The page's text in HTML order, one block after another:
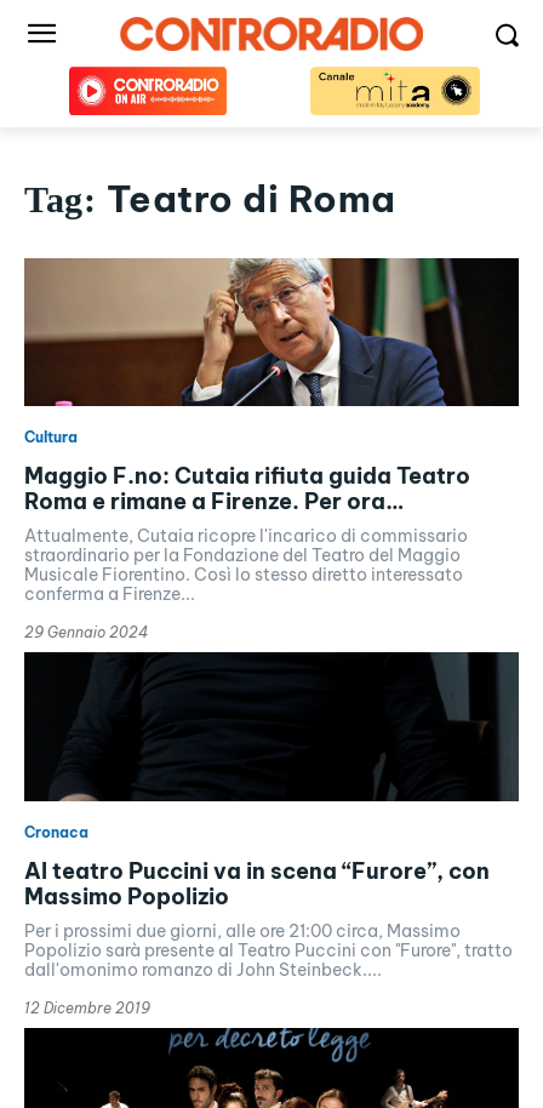
Tag: Teatro di Roma
Cultura
Maggio F.no: Cutaia rifiuta guida Teatro
Roma e rimane a Firenze. Per ora…
Attualmente, Cutaia ricopre l'incarico di commissario
straordinario per la Fondazione del Teatro del Maggio
Musicale Fiorentino. Così lo stesso diretto interessato
conferma a Firenze...
29 Gennaio 2024
Cronaca
Al teatro Puccini va in scena “Furore”, con
Massimo Popolizio
Per i prossimi due giorni, alle ore 21:00 circa, Massimo
Popolizio sarà presente al Teatro Puccini con "Furore", tratto
dall'omonimo romanzo di John Steinbeck....
12 Dicembre 2019